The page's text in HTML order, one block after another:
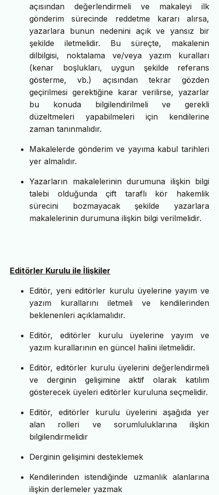
açısından değerlendirmeli ve makaleyi ilk
gönderim sürecinde reddetme kararı alırsa,
yazarlara bunun nedenini açık ve yansız bir
şekilde iletmelidir. Bu süreçte, makalenin
dilbilgisi, noktalama ve/veya yazım kuralları
(kenar boşlukları, uygun şekilde referans
gösterme, vb.) açısından tekrar gözden
geçirilmesi gerektiğine karar verilirse, yazarlar
bu konuda bilgilendirilmeli ve gerekli
düzeltmeleri yapabilmeleri için kendilerine
zaman tanınmalıdır.
Makalelerde gönderim ve yayıma kabul tarihleri
yer almalıdır.
Yazarların makalelerinin durumuna ilişkin bilgi
talebi olduğunda çift taraflı kör hakemlik
sürecini bozmayacak şekilde yazarlara
makalelerinin durumuna ilişkin bilgi verilmelidir.
Editörler Kurulu ile İlişkiler
Editör, yeni editörler kurulu üyelerine yayım ve
yazım kurallarını iletmeli ve kendilerinden
beklenenleri açıklamalıdır.
Editör, editörler kurulu üyelerine yayım ve
yazım kurallarının en güncel halini iletmelidir.
Editör, editörler kurulu üyelerini değerlendirmeli
ve derginin gelişimine aktif olarak katılım
gösterecek üyeleri editörler kuruluna seçmelidir.
Editör, editörler kurulu üyelerini aşağıda yer
alan rolleri ve sorumluluklarına ilişkin
bilgilendirmelidir
Derginin gelişimini desteklemek
Kendilerinden istendiğinde uzmanlık alanlarına
ilişkin derlemeler yazmak